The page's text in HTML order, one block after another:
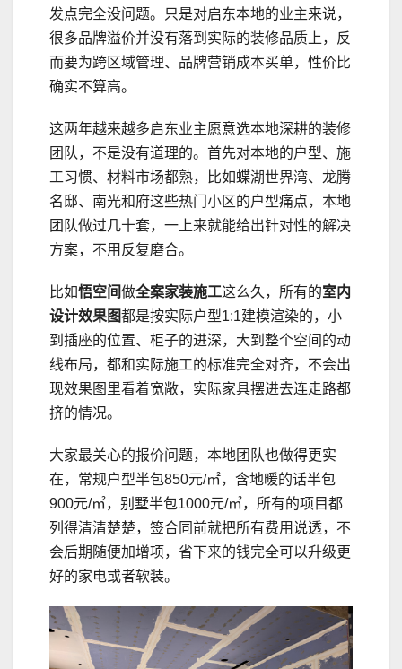
发点完全没问题。只是对启东本地的业主来说，
很多品牌溢价并没有落到实际的装修品质上，反
而要为跨区域管理、品牌营销成本买单，性价比
确实不算高。
这两年越来越多启东业主愿意选本地深耕的装修
团队，不是没有道理的。首先对本地的户型、施
工习惯、材料市场都熟，比如蝶湖世界湾、龙腾
名邸、南光和府这些热门小区的户型痛点，本地
团队做过几十套，一上来就能给出针对性的解决
方案，不用反复磨合。
比如悟空间做全案家装施工这么久，所有的室内
设计效果图都是按实际户型1:1建模渲染的，小
到插座的位置、柜子的进深，大到整个空间的动
线布局，都和实际施工的标准完全对齐，不会出
现效果图里看着宽敞，实际家具摆进去连走路都
挤的情况。
大家最关心的报价问题，本地团队也做得更实
在，常规户型半包850元/㎡，含地暖的话半包
900元/㎡，别墅半包1000元/㎡，所有的项目都
列得清清楚楚，签合同前就把所有费用说透，不
会后期随便加增项，省下来的钱完全可以升级更
好的家电或者软装。